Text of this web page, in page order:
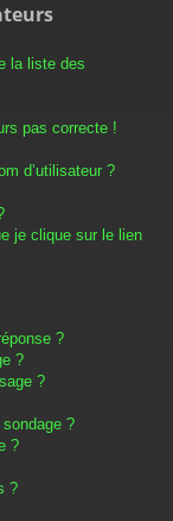
la liste des
pas correcte !
d’utilisateur ?
je clique sur le lien
?
?
?
?
?
?